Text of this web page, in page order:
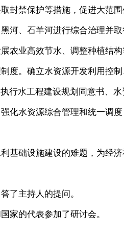
封禁保护等措施，促进大范
河、石羊河进行综合治理并
农业高效节水、调整种植结
度。确立水资源开发利用控
行水工程建设规划同意书、水
化水资源综合管理和统一调
础设施建设的难题，为经济
主持人的提问。
的代表参加了研讨会。